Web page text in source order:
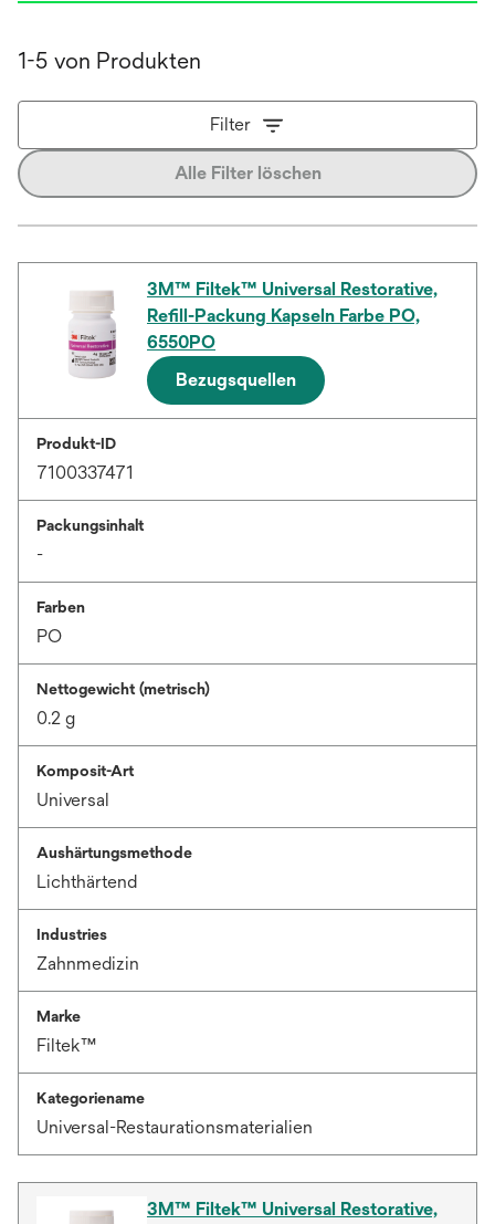
1-5 von Produkten
Filter
Alle Filter löschen
3M™ Filtek™ Universal Restorative,
Refill-Packung Kapseln Farbe PO,
6550PO
Bezugsquellen
Produkt-ID
7100337471
Packungsinhalt
-
Farben
PO
Nettogewicht (metrisch)
0.2 g
Komposit-Art
Universal
Aushärtungsmethode
Lichthärtend
Industries
Zahnmedizin
Marke
Filtek™
Kategoriename
Universal-Restaurationsmaterialien
3M™ Filtek™ Universal Restorative,